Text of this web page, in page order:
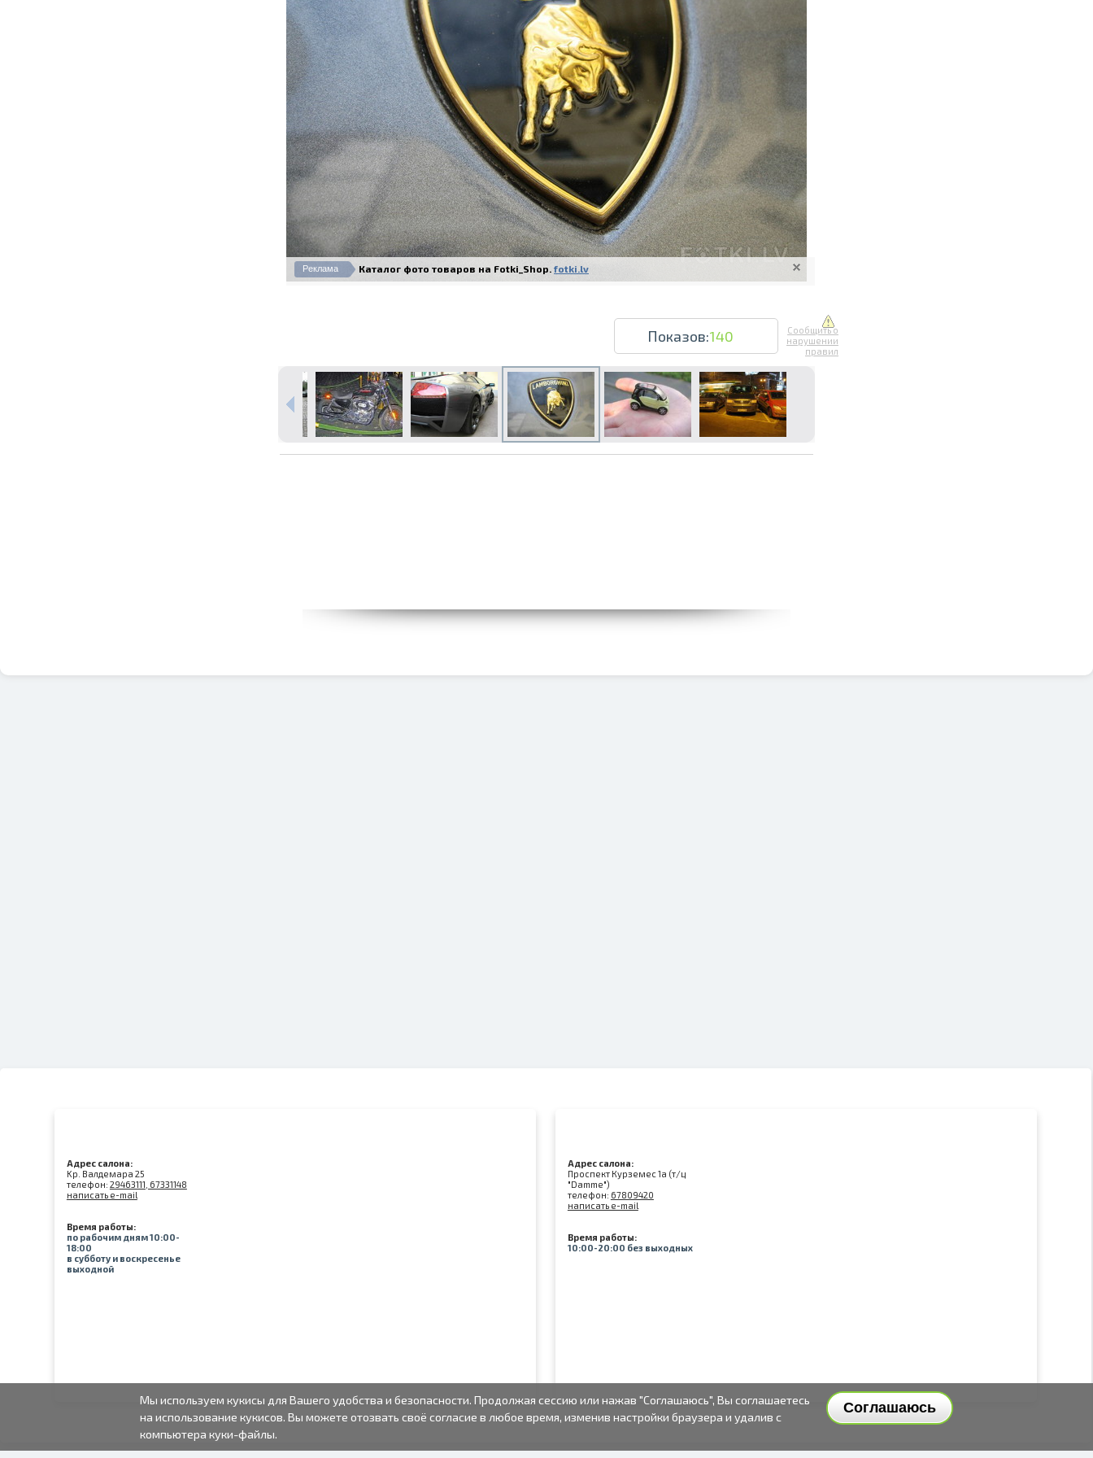
Печать в течение 1 часа в Риге – закажите онлайн
Различные форматы и виды бумаги для ваших фотографий
Доставка по всей Латвии или самовывоз
Реклама Каталог фото товаров на Fotki_Shop. fotki.lv
Показов:140
Сообщить о
нарушении
правил
Адрес салона:
Kр. Валдемара 25
телефон: 29463111, 67331148
написать e-mail
Время работы:
по рабочим дням 10:00-
18:00
в субботу и воскресенье
выходной
Адрес салона:
Проспект Курземес 1а (т/ц
"Damme")
телефон: 67809420
написать e-mail
Время работы:
10:00-20:00 без выходных
Соглашаюсь
Мы используем кукисы для Вашего удобства и безопасности. Продолжая сессию или нажав "Соглашаюсь", Вы соглашаетесь
на использование кукисов. Вы можете отозвать своё согласие в любое время, изменив настройки браузера и удалив с
компьютера куки-файлы.